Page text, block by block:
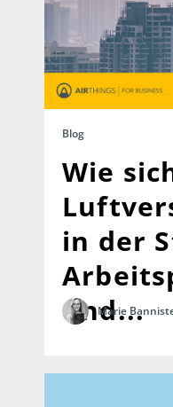
Blog
Wie
in der
und...
Marie